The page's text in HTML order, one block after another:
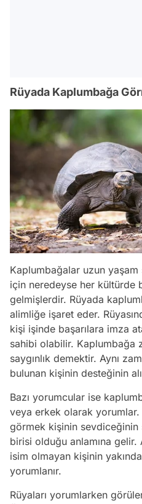
Rüyada Kaplumbağa
Kaplumbağalar uzun yaşam
için neredeyse her kültürde
gelmişlerdir. Rüyada
alimliğe işaret eder.
kişi işinde başarılara imza
sahibi olabilir. Kaplumbağa
saygınlık demektir. Aynı
bulunan kişinin desteğinin
Bazı yorumcular ise
veya erkek olarak
görmek kişinin sevdiceğinin
birisi olduğu anlamına
isim olmayan kişinin
yorumlanır.
Rüyaları yorumlarken